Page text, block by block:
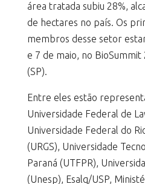
área tratada subiu 28%,
de hectares no país. Os
membros desse setor
e 7 de maio, no BioSummit
(SP).
Entre eles estão
Universidade Federal de
Universidade Federal do
(URGS), Universidade
Paraná (UTFPR),
(Unesp), Esalq/USP,